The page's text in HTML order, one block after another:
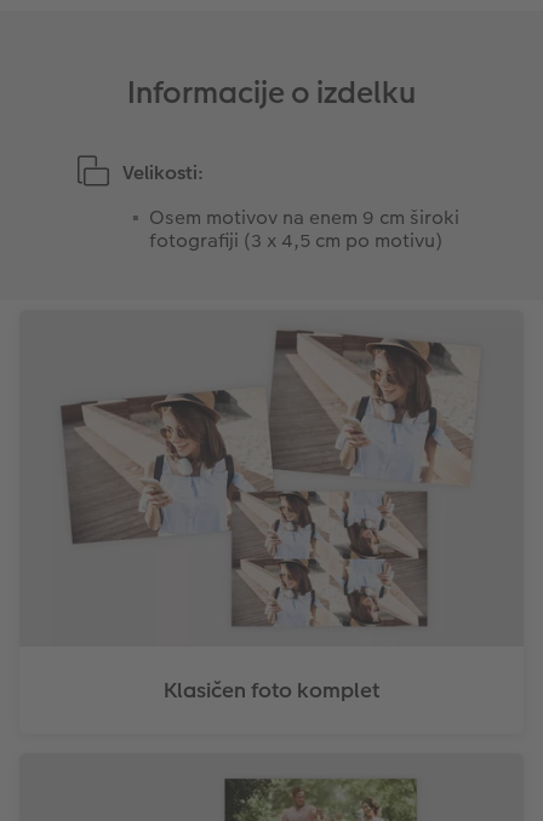
XXL Retro fotografija
Informacije o izdelku
Velikosti:
Osem motivov na enem 9 cm široki
fotografiji (3 x 4,5 cm po motivu)
Klasičen foto komplet